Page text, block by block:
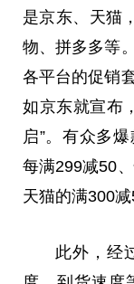
是京东、天猫
物、拼多多等
各平台的促销
如京东就宣布
启”。有众多
每满299减50
天猫的满300
此外，经